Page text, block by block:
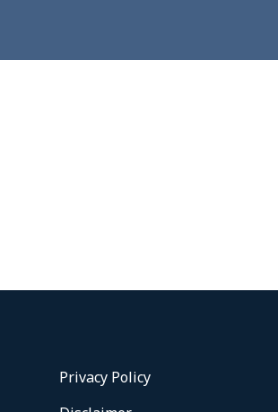
Privacy Policy